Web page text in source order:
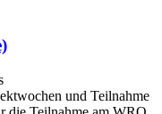
und Teilnahme